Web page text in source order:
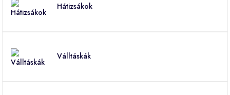
Hátizsákok
Válltáskák